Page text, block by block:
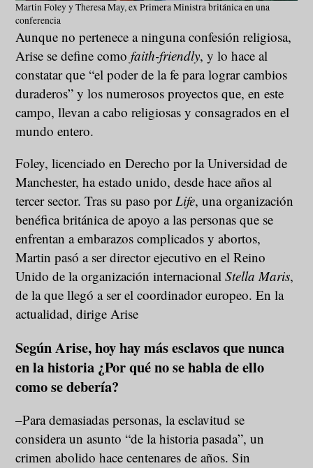
Martin Foley y Theresa May, ex Primera Ministra británica en una
conferencia
Aunque no pertenece a ninguna confesión religiosa,
Arise se define comofaith-friendly, y lo hace al
constatar que “el poder de la fe para lograr cambios
duraderos” y los numerosos proyectos que, en este
campo, llevan a cabo religiosas y consagrados en el
mundo entero.
Foley, licenciado en Derecho por la Universidad de
Manchester, ha estado unido, desde hace años al
tercer sector. Tras su paso porLife, una organización
benéfica británica de apoyo a las personas que se
enfrentan a embarazos complicados y abortos,
Martin pasó a ser director ejecutivo en el Reino
Unido de la organización internacionalStella Maris,
de la que llegó a ser el coordinador europeo. En la
actualidad, dirige Arise
Según Arise, hoy hay más esclavos que nunca
en la historia ¿Por qué no se habla de ello
como se debería?
–Para demasiadas personas, la esclavitud se
considera un asunto “de la historia pasada”, un
crimen abolido hace centenares de años. Sin